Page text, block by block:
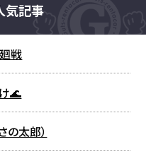
気記事
戦
🌊
の太郎）